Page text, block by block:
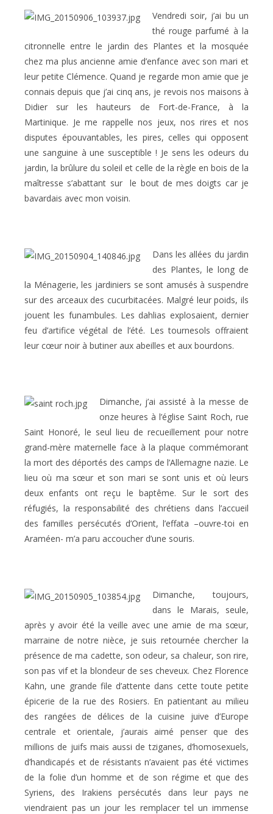
Vendredi soir, j’ai bu un
thé rouge parfumé à la
citronnelle entre le jardin des Plantes et la mosquée
chez ma plus ancienne amie d’enfance avec son mari et
leur petite Clémence. Quand je regarde mon amie que je
connais depuis que j’ai cinq ans, je revois nos maisons à
Didier sur les hauteurs de Fort-de-France, à la
Martinique. Je me rappelle nos jeux, nos rires et nos
disputes épouvantables, les pires, celles qui opposent
une sanguine à une susceptible ! Je sens les odeurs du
jardin, la brûlure du soleil et celle de la règle en bois de la
maîtresse s’abattant sur
le bout de mes doigts car je
bavardais avec mon voisin.
Dans les allées du jardin
des Plantes, le long de
la Ménagerie, les jardiniers se sont amusés à suspendre
sur des arceaux des cucurbitacées. Malgré leur poids, ils
jouent les funambules. Les dahlias explosaient, dernier
feu d’artifice végétal de l’été. Les tournesols offraient
leur cœur noir à butiner aux abeilles et aux bourdons.
Dimanche, j’ai assisté à la messe de
onze heures à l’église Saint Roch, rue
Saint Honoré, le seul lieu de recueillement pour notre
grand-mère maternelle face à la plaque commémorant
la mort des déportés des camps de l’Allemagne nazie. Le
lieu où ma sœur et son mari se sont unis et où leurs
deux enfants ont reçu le baptême. Sur le sort des
réfugiés, la responsabilité des chrétiens dans l’accueil
des familles persécutés d’Orient, l’effata –ouvre-toi en
Araméen- m’a paru accoucher d’une souris.
Dimanche, toujours,
dans le Marais, seule,
après y avoir été la veille avec une amie de ma sœur,
marraine de notre nièce, je suis retournée chercher la
présence de ma cadette, son odeur, sa chaleur, son rire,
son pas vif et la blondeur de ses cheveux. Chez Florence
Kahn, une grande file d’attente dans cette toute petite
épicerie de la rue des Rosiers. En patientant au milieu
des rangées de délices de la cuisine juive d’Europe
centrale et orientale, j’aurais aimé penser que des
millions de juifs mais aussi de tziganes, d’homosexuels,
d’handicapés et de résistants n’avaient pas été victimes
de la folie d’un homme et de son régime et que des
Syriens, des Irakiens persécutés dans leur pays ne
viendraient pas un jour les remplacer tel un immense